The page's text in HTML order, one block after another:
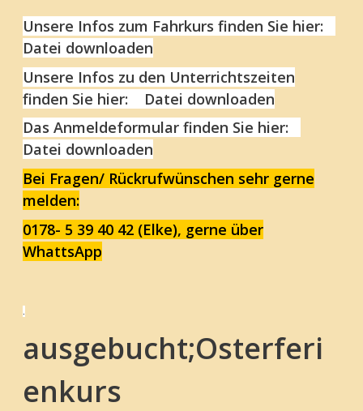
Unsere Infos zum Fahrkurs finden Sie hier:
Datei downloaden
Unsere Infos zu den Unterrichtszeiten
finden Sie hier: Datei downloaden
Das Anmeldeformular finden Sie hier:
Datei downloaden
Bei Fragen/ Rückrufwünschen sehr gerne
melden:
0178- 5 39 40 42 (Elke), gerne über
WhattsApp
.
ausgebucht;Osterferi
enkurs